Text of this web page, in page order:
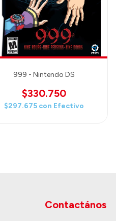
999 - Nintendo DS
$330.750
$297.675 con Efectivo
Contactános